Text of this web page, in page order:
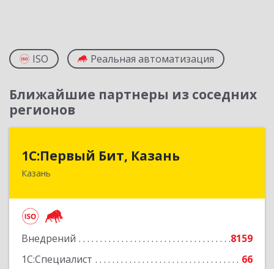
ISO Реальная автоматизация
Ближайшие партнеры из соседних
регионов
1С:Первый Бит, Казань
Казань
Внедрений
8159
1С:Специалист
66
420133, Татарстан Респ, Казань г, Ямашева пр-